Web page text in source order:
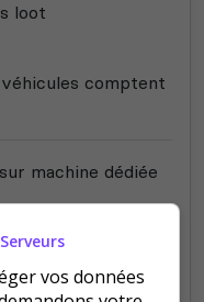
loot
comptent
sur machine dédiée
vos données